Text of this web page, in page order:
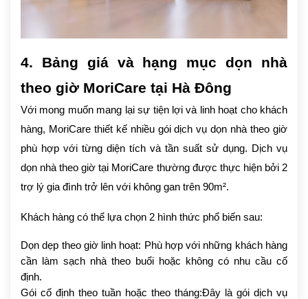
4. Bảng giá và hạng mục dọn nhà
theo giờ MoriCare tại Hà Đông
Với mong muốn mang lại sự tiện lợi và linh hoạt cho khách
hàng, MoriCare thiết kế nhiều gói dịch vụ dọn nhà theo giờ
phù hợp với từng diện tích và tần suất sử dụng. Dịch vụ
dọn nhà theo giờ tại MoriCare thường được thực hiện bởi 2
trợ lý gia đình trở lên với không gan trên 90m².
Khách hàng có thể lựa chọn 2 hình thức phổ biến sau:
Dọn dẹp theo giờ linh hoạt: Phù hợp với những khách hàng
cần làm sạch nhà theo buổi hoặc không có nhu cầu cố
định.
Gói cố định theo tuần hoặc theo tháng:Đây là gói dịch vụ